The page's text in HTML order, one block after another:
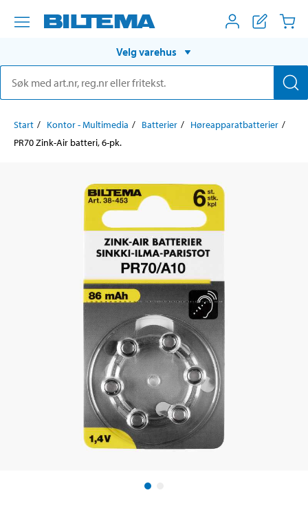
Velg varehus
Start Kontor - Multimedia Batterier
Høreapparatbatterier
PR70 Zink-Air batteri, 6-pk.